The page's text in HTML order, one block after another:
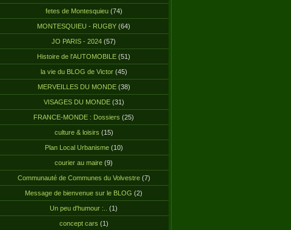
fetes de Montesquieu(74)
MONTESQUIEU - RUGBY (64)
JO PARIS - 2024 (57)
Histoire de l'AUTOMOBILE (51)
la vie du BLOG de Victor(45)
MERVEILLES DU MONDE(38)
VISAGES DU MONDE(31)
FRANCE-MONDE : Dossiers (25)
culture & loisirs (15)
Plan Local Urbanisme(10)
courier au maire (9)
Communauté de Communes du Volvestre(7)
Message de bienvenue sur le BLOG (2)
Un peu d'humour :.. (1)
concept cars (1)